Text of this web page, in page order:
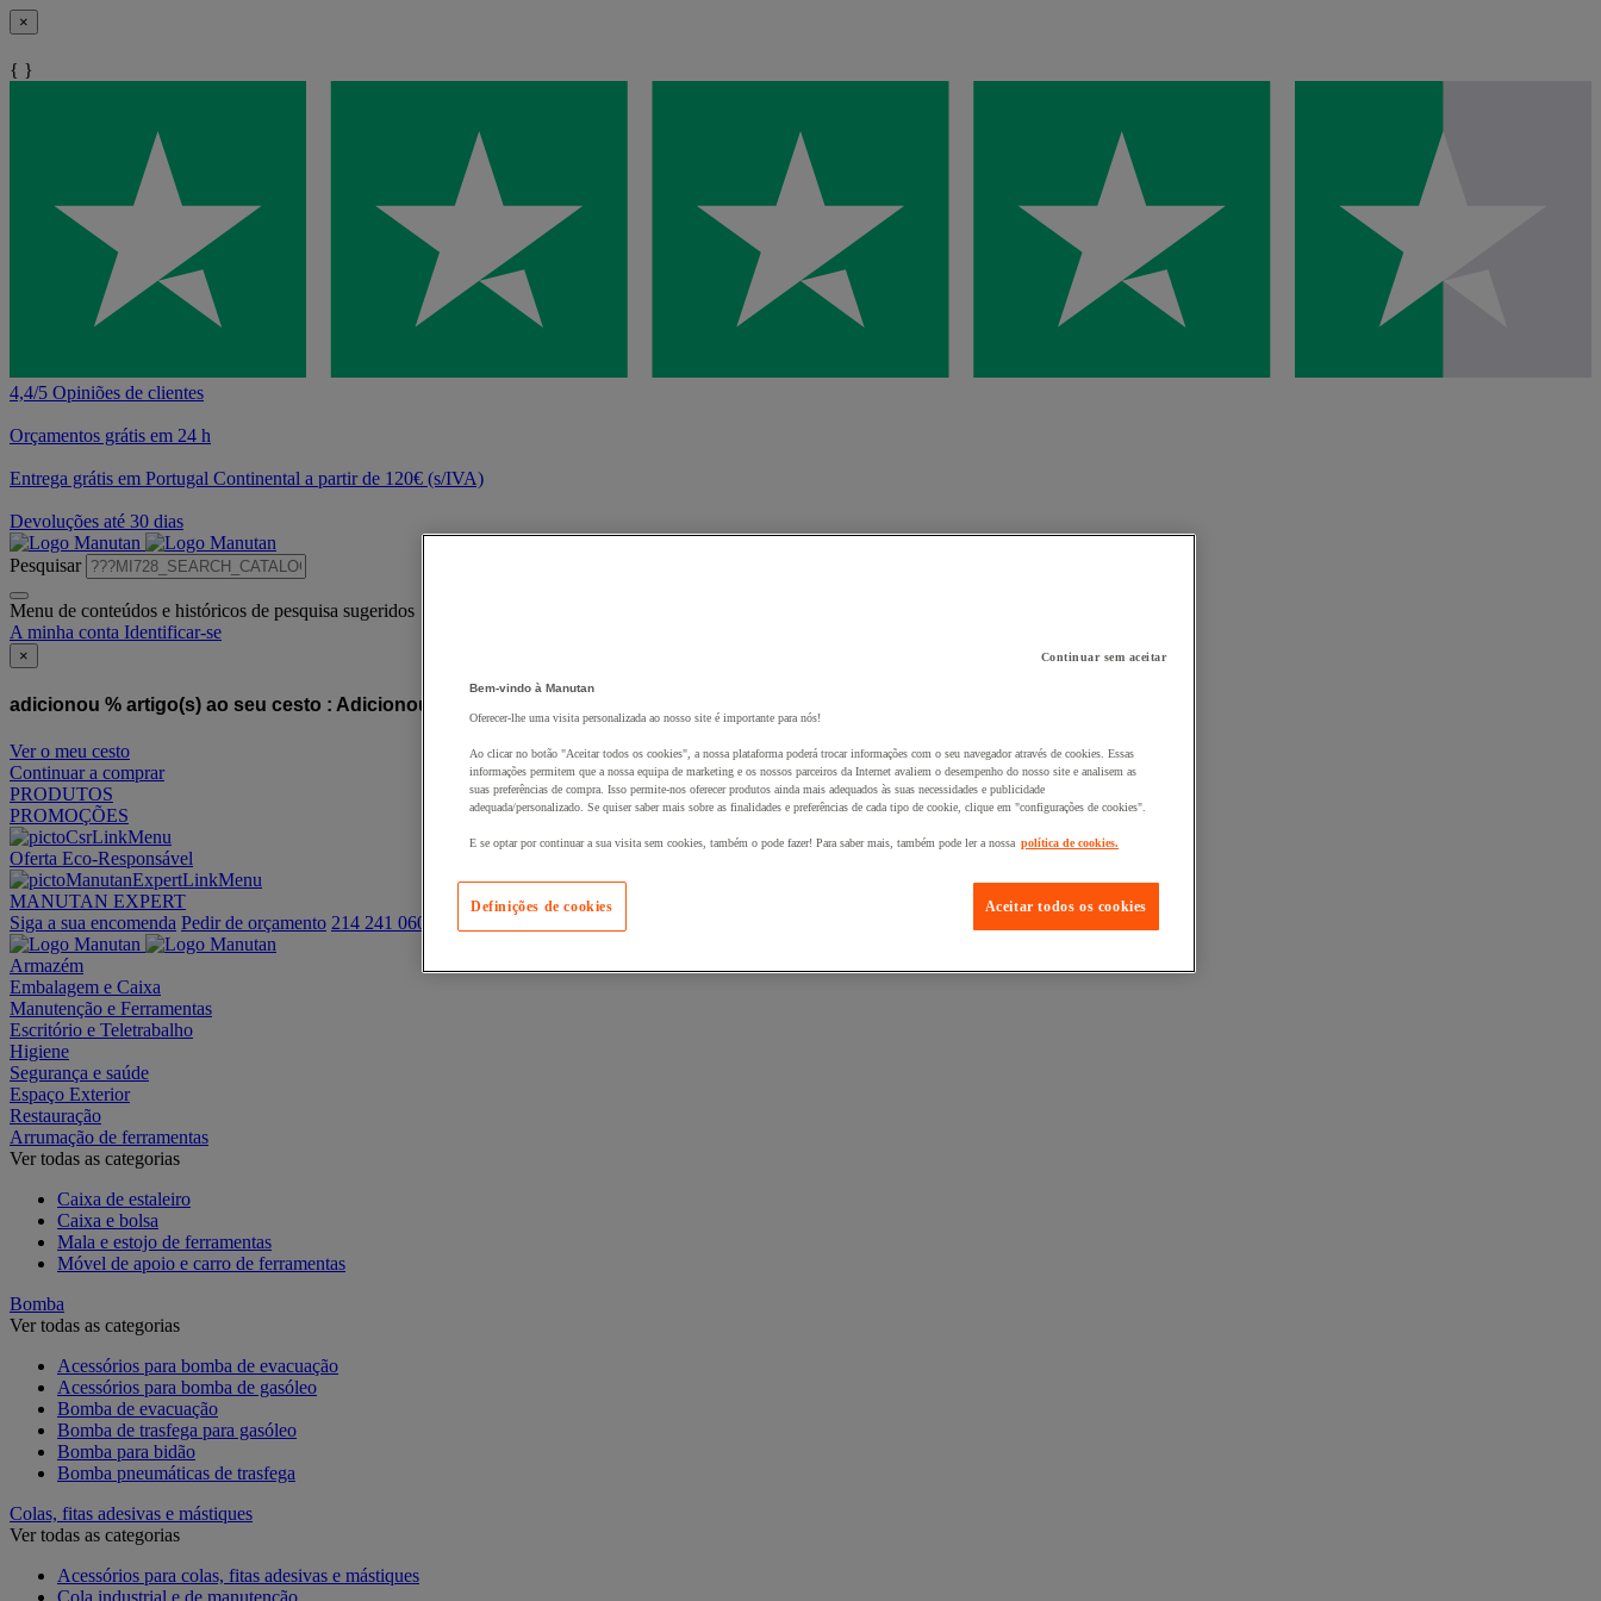
×
{ }
4,4/5 Opiniões de clientes
Orçamentos grátis em 24 h
Entrega grátis em Portugal Continental a partir de 120€ (s/IVA)
Devoluções até 30 dias
Pesquisar
Menu de conteúdos e históricos de pesquisa sugeridos
A minha conta Identificar-se
×
adicionou % artigo(s) ao seu cesto : Adicionou este artigo ao seu cesto :
Ver o meu cesto
Continuar a comprar
PRODUTOS
PROMOÇÕES
Oferta Eco-Responsável
MANUTAN EXPERT
Siga a sua encomenda Pedir de orçamento 214 241 060
Armazém
Embalagem e Caixa
Manutenção e Ferramentas
Escritório e Teletrabalho
Higiene
Segurança e saúde
Espaço Exterior
Restauração
Arrumação de ferramentas
Ver todas as categorias
Caixa de estaleiro
Caixa e bolsa
Mala e estojo de ferramentas
Móvel de apoio e carro de ferramentas
Bomba
Ver todas as categorias
Acessórios para bomba de evacuação
Acessórios para bomba de gasóleo
Bomba de evacuação
Bomba de trasfega para gasóleo
Bomba para bidão
Bomba pneumáticas de trasfega
Colas, fitas adesivas e mástiques
Ver todas as categorias
Acessórios para colas, fitas adesivas e mástiques
Cola industrial e de manutenção
Continuar sem aceitar
Bem-vindo à Manutan
Oferecer-lhe uma visita personalizada ao nosso site é importante para nós!
Ao clicar no botão "Aceitar todos os cookies", a nossa plataforma poderá trocar informações com o seu navegador através de cookies. Essas
informações permitem que a nossa equipa de marketing e os nossos parceiros da Internet avaliem o desempenho do nosso site e analisem as
suas preferências de compra. Isso permite-nos oferecer produtos ainda mais adequados às suas necessidades e publicidade
adequada/personalizado. Se quiser saber mais sobre as finalidades e preferências de cada tipo de cookie, clique em "configurações de cookies".
E se optar por continuar a sua visita sem cookies, também o pode fazer! Para saber mais, também pode ler a nossa política de cookies.
Aceitar todos os cookies
Definições de cookies